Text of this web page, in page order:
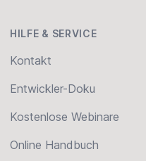
HILFE & SERVICE
Kontakt
Entwickler-Doku
Kostenlose Webinare
Online Handbuch